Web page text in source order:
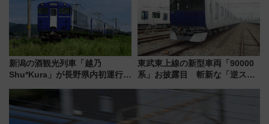
新潟の酒観光列車「越乃
Shu*Kura」が長野県内初運行！
別企画
東武東上線の新型車両「90000
系」お披露目 斬新な「逆スラ
ーは9月